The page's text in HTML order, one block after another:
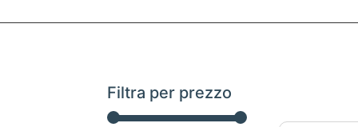
Filtra per prezzo